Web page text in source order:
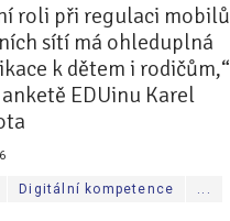
roli při regulaci mobilů
sítí má ohleduplná
k dětem i rodičům,“
EDUinu Karel
Digitální kompetence ...